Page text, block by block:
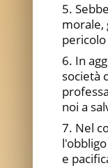
5.
morale,
6. In
società
noi a
7. Nel
e